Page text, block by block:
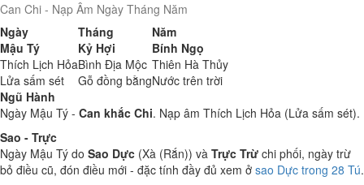
Can Chi - Nạp Âm Ngày Tháng Năm
Ngày
Tháng
Năm
Mậu Tý
Kỷ Hợi
Bính Ngọ
Thích Lịch HỏaBình Địa Mộc Thiên Hà Thủy
Lửa sấm sét
Gỗ đồng bằngNước trên trời
Ngũ Hành
Ngày Mậu Tý - Can khắc Chi. Nạp âm Thích Lịch Hỏa (Lửa sấm sét).
Sao - Trực
Ngày Mậu Tý do Sao Dực (Xà (Rắn)) và Trực Trừ chi phối, ngày trừ
bỏ điều cũ, đón điều mới - đặc tính đầy đủ xem ở sao Dực trong 28 Tú.